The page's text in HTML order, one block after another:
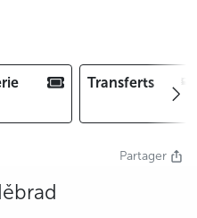
Transferts
Partager